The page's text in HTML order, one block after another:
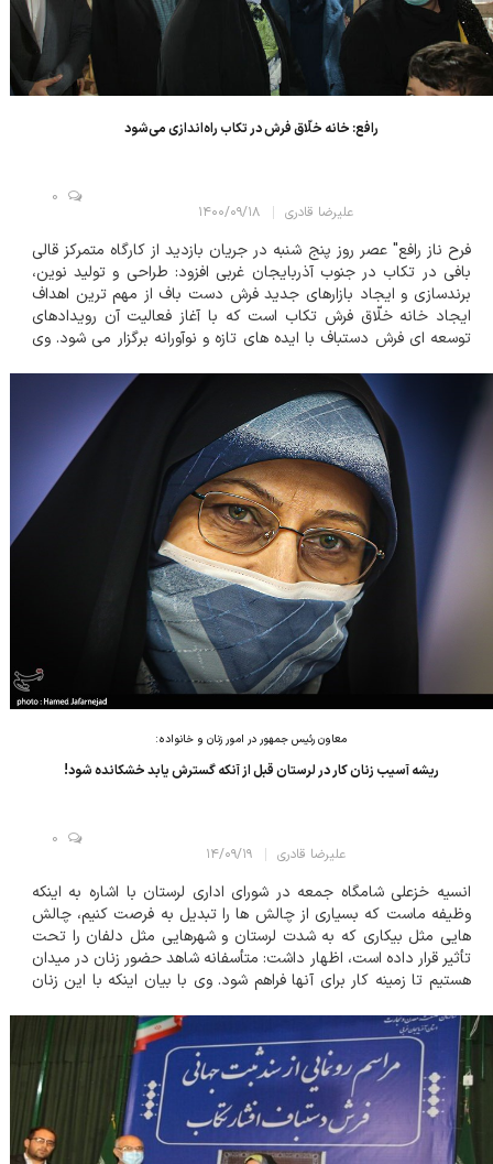
رافع: خانه خلّاق فرش در تکاب راه‌اندازی می‌شود
علیرضا قادری ۱۴۰۰/۰۹/۱۸
0
فرح ناز رافع" عصر روز پنج شنبه در جریان بازدید از کارگاه متمرکز قالی
بافی در تکاب در جنوب آذربایجان غربی افزود: طراحی و تولید نوین،
برندسازی و ایجاد بازارهای جدید فرش دست باف از مهم ترین اهداف
ایجاد خانه خلّاق فرش تکاب است که با آغاز فعالیت آن رویدادهای
توسعه ای فرش دستباف با ایده های تازه و نوآورانه برگزار می شود. وی
معاون رئیس جمهور در امور زنان و خانواده:
ریشه آسیب زنان کار در لرستان قبل از آنکه گسترش یابد خشکانده شود!
علیرضا قادری ۱۴/۰۹/۱۹
0
انسیه خزعلی شامگاه جمعه در شورای اداری لرستان با اشاره به اینکه
وظیفه ماست که بسیاری از چالش ها را تبدیل به فرصت کنیم، چالش
هایی مثل بیکاری که به شدت لرستان و شهرهایی مثل دلفان را تحت
تأثیر قرار داده است، اظهار داشت: متأسفانه شاهد حضور زنان در میدان
هستیم تا زمینه کار برای آنها فراهم شود. وی با بیان اینکه با این زنان
کرد: بسیار رن...